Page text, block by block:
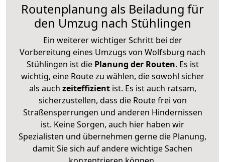
Routenplanung als Beiladung für
den Umzug nach Stühlingen
Ein weiterer wichtiger Schritt bei der
Vorbereitung eines Umzugs von Wolfsburg nach
Stühlingen ist diePlanung der Routen. Es ist
wichtig, eine Route zu wählen, die sowohl sicher
als auch zeiteffizientist. Es ist auch ratsam,
sicherzustellen, dass die Route frei von
Straßensperrungen und anderen Hindernissen
ist. Keine Sorgen, auch hier haben wir
Spezialisten und übernehmen gerne die Planung,
damit Sie sich auf andere wichtige Sachen